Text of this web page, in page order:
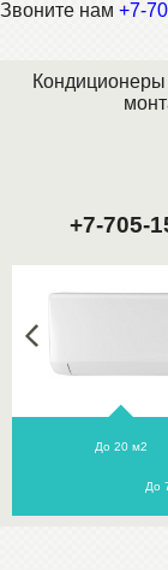
Звоните нам +7-
+7-705-
До 20 м2
До